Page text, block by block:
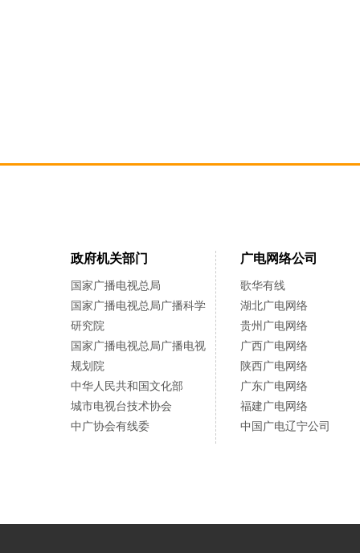
政府机关部门
国家广播电视总局
国家广播电视总局广播科学
研究院
国家广播电视总局广播电视
规划院
中华人民共和国文化部
城市电视台技术协会
中广协会有线委
广电网络公司
歌华有线
湖北广电网络
贵州广电网络
广西广电网络
陕西广电网络
广东广电网络
福建广电网络
中国广电辽宁公司